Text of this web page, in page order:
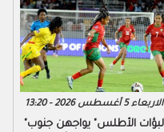
الاربعاء 5 أغسطس 2026 - 13:20
"لبؤات الأطلس" يواجهن جنوب